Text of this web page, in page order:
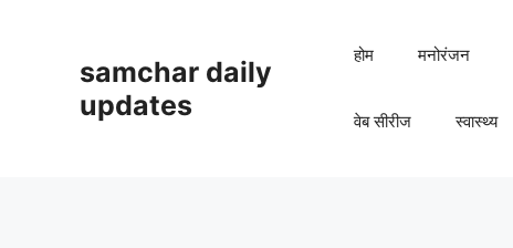
samchar daily
updates
होम मनोरंजन
वेब सीरीज स्वास्थ्य